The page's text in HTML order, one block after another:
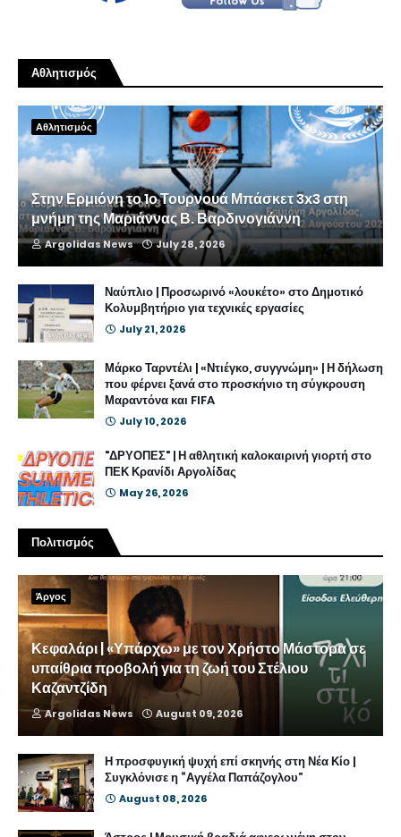
Αθλητισμός
Αθλητισμός
Στην Ερμιόνη το 1ο Τουρνουά Μπάσκετ 3x3 στη
μνήμη της Μαριάννας Β. Βαρδινογιάννη
Argolidas News July 28, 2026
Ναύπλιο | Προσωρινό «λουκέτο» στο Δημοτικό
Κολυμβητήριο για τεχνικές εργασίες
July 21, 2026
Μάρκο Ταρντέλι | «Ντιέγκο, συγγνώμη» | Η δήλωση
που φέρνει ξανά στο προσκήνιο τη σύγκρουση
Μαραντόνα και FIFA
July 10, 2026
"ΔΡΥΟΠΕΣ" | Η αθλητική καλοκαιρινή γιορτή στο
ΠΕΚ Κρανίδι Αργολίδας
May 26, 2026
Πολιτισμός
Άργος
Κεφαλάρι | «Υπάρχω» με τον Χρήστο Μάστορα σε
υπαίθρια προβολή για τη ζωή του Στέλιου
Καζαντζίδη
Argolidas News August 09, 2026
Η προσφυγική ψυχή επί σκηνής στη Νέα Κίο |
Συγκλόνισε η “Αγγέλα Παπάζογλου”
August 08, 2026